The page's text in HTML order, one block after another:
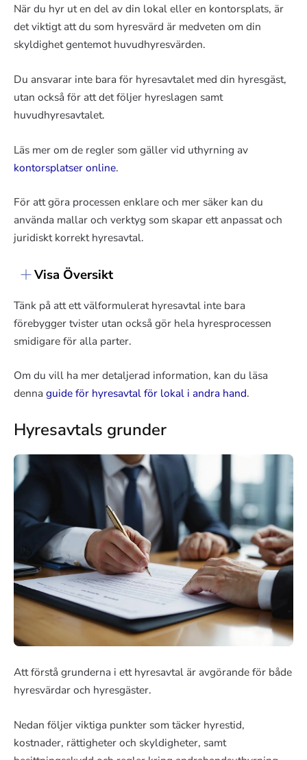
När du hyr ut en del av din lokal eller en kontorsplats, är
det viktigt att du som hyresvärd är medveten om din
skyldighet gentemot huvudhyresvärden.
Du ansvarar inte bara för hyresavtalet med din hyresgäst,
utan också för att det följer hyreslagen samt
huvudhyresavtalet.
Läs mer om de regler som gäller vid uthyrning av
kontorsplatser online.
För att göra processen enklare och mer säker kan du
använda mallar och verktyg som skapar ett anpassat och
juridiskt korrekt hyresavtal.
Visa Översikt
Tänk på att ett välformulerat hyresavtal inte bara
förebygger tvister utan också gör hela hyresprocessen
smidigare för alla parter.
Om du vill ha mer detaljerad information, kan du läsa
denna guide för hyresavtal för lokal i andra hand.
Hyresavtals grunder
Att förstå grunderna i ett hyresavtal är avgörande för både
hyresvärdar och hyresgäster.
Nedan följer viktiga punkter som täcker hyrestid,
kostnader, rättigheter och skyldigheter, samt